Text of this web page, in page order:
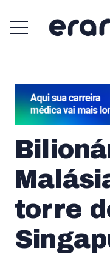
torre